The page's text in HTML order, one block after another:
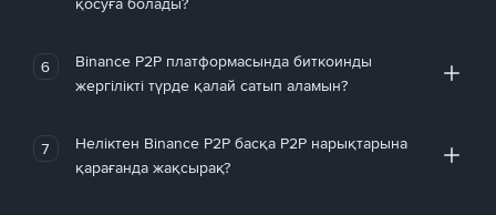
6
Binance P2P платформасында биткоинды
жергілікті түрде қалай сатып аламын?
7
Неліктен Binance P2P басқа P2P нарықтарына
қарағанда жақсырақ?